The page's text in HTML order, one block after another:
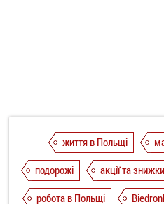
життя в Польщі
подорожі
акції та знижки
робота в Польщі